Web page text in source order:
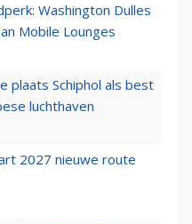
Washington Dulles
Mobile Lounges
plaats Schiphol als best
luchthaven
2027 nieuwe route